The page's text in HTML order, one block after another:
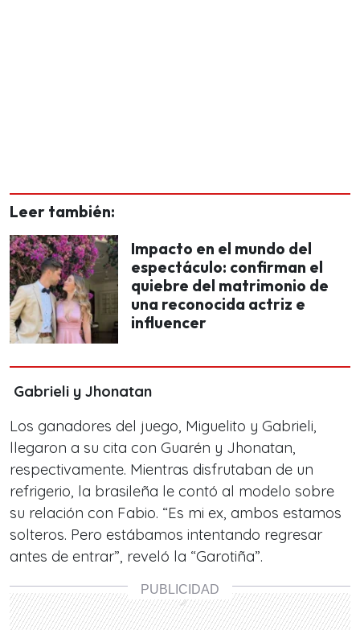
Leer también:
Impacto en el mundo del
espectáculo: confirman el
quiebre del matrimonio de
una reconocida actriz e
influencer
Gabrieli y Jhonatan
Los ganadores del juego, Miguelito y Gabrieli,
llegaron a su cita con Guarén y Jhonatan,
respectivamente. Mientras disfrutaban de un
refrigerio, la brasileña le contó al modelo sobre
su relación con Fabio. “Es mi ex, ambos estamos
solteros. Pero estábamos intentando regresar
antes de entrar”, reveló la “Garotiña”.